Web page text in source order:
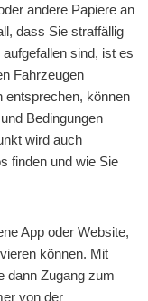
andere Papiere an
dass Sie straffällig
sind, ist es
Fahrzeugen
entsprechen, können
Bedingungen
wird auch
finden und wie Sie
App oder Website,
können. Mit
dann Zugang zum
von der